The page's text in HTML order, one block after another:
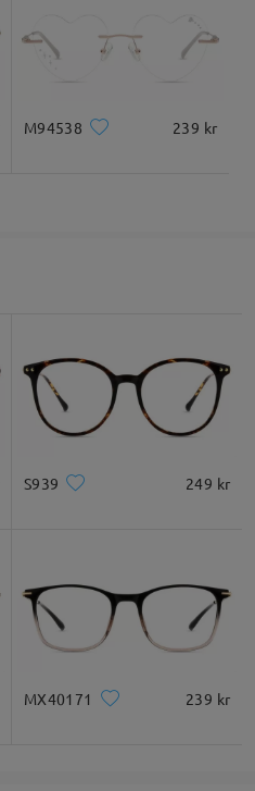
M94538 239 kr
S939 249 kr
MX40171 239 kr